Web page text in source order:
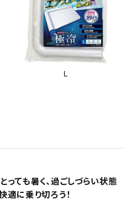
L
ても暑く、過ごしづらい状態
適に乗り切ろう！